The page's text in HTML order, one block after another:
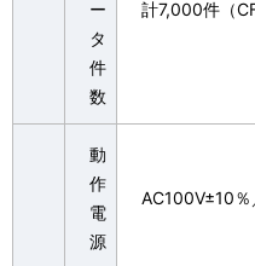
ー
タ
件
数
計7,000件（
動
作
電
源
AC100V±10